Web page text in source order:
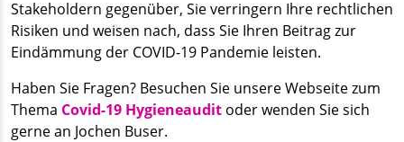
Stakeholdern gegenüber, Sie verringern Ihre rechtlichen
Risiken und weisen nach, dass Sie Ihren Beitrag zur
Eindämmung der COVID-19 Pandemie leisten.
Haben Sie Fragen? Besuchen Sie unsere Webseite zum
Thema Covid-19 Hygieneaudit oder wenden Sie sich
gerne an Jochen Buser.